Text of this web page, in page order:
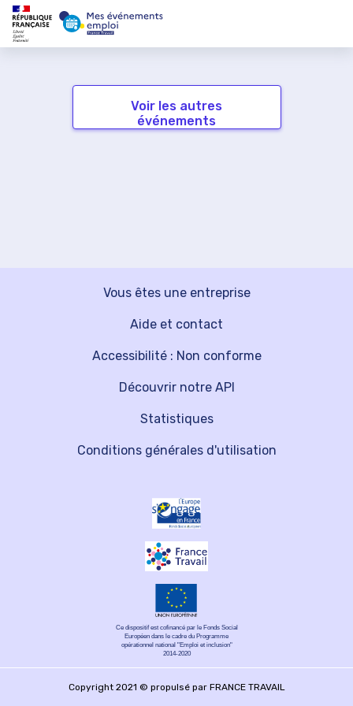
Voir les autres
événements
Vous êtes une entreprise
Découvrir notre API
Aide et contact
Statistiques
Accessibilité : Non conforme
Conditions générales d'utilisation
Ce dispositif est cofinancé par le Fonds Social
Européen dans le cadre du Programme
opérationnel national "Emploi et inclusion"
2014-2020
Copyright 2021 © propulsé par FRANCE TRAVAIL